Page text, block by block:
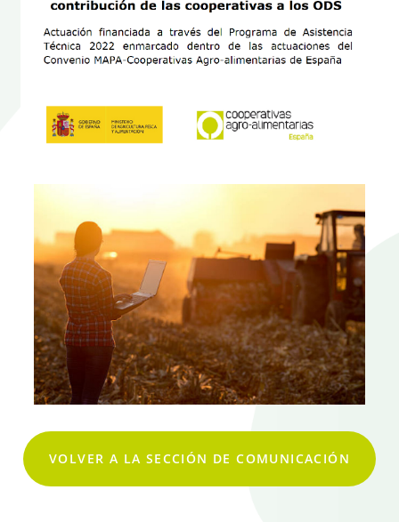
VOLVER A LA SECCIÓN DE COMUNICACIÓN